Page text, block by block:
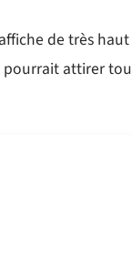
de très
attirer